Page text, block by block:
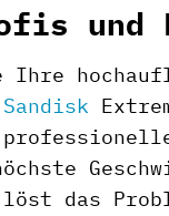
und
Sandisk
das